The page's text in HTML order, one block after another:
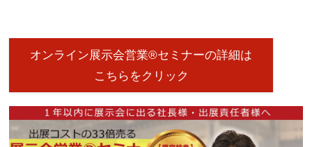
オンライン展示会営業®セミナーの詳細は
こちらをクリック